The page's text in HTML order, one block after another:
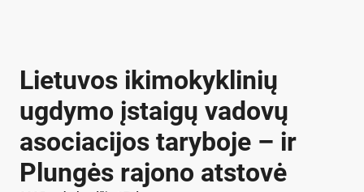
Lietuvos ikimokyklinių
ugdymo įstaigų vadovų
asociacijos taryboje – ir
Plungės rajono atstovė